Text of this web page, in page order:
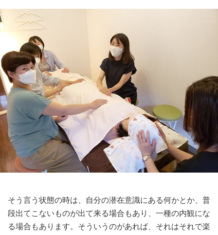
そう言う状態の時は、自分の潜在意識にある何かとか、普
段出てこないものが出て来る場合もあり、一種の内観にな
る場合もあります。そういうのがあれば、それはそれで楽